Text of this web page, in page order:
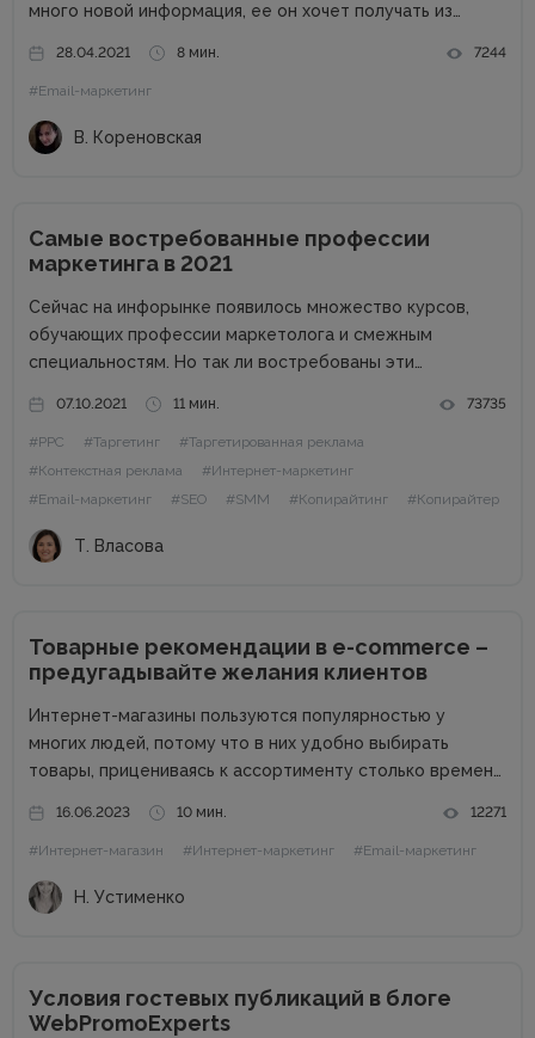
много новой информация, ее он хочет получать из
омниканальным и он должен быть приоритетом бренда,
так как средний чек его...
28.04.2021 8 мин. 7244
#Email-маркетинг
В. Кореновская
Самые востребованные профессии
маркетинга в 2021
Сейчас на инфорынке появилось множество курсов,
обучающих профессии маркетолога и смежным
специальностям. Но так ли востребованы эти
себя в роли маркетолога, и каких специалистов ищут
работодатели? Обо всем этом и немного больше...
07.10.2021 11 мин. 73735
#PPC #Таргетинг
#Таргетированная реклама
#Контекстная реклама
#Интернет-маркетинг
#Email-маркетинг
#SEO #SMM #Копирайтинг #Копирайтер
Т. Власова
Товарные рекомендации в e-commerce –
предугадывайте желания клиентов
Интернет-магазины пользуются популярностью у
многих людей, потому что в них удобно выбирать
товары, прицениваясь к ассортименту столько времени,
комфортной обстановке без назойливых консультантов.
Но в этом кроется и минус онлайн-торговли – нет
возможности...
16.06.2023 10 мин. 12271
#Интернет-магазин #Интернет-маркетинг #Email-маркетинг
Н. Устименко
Условия гостевых публикаций в блоге
WebPromoExperts